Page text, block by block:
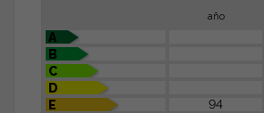
año
A
B
C
D
E
94